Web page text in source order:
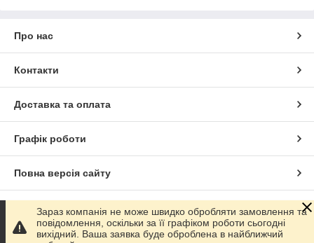
Про нас
Контакти
Доставка та оплата
Графік роботи
Повна версія сайту
Сайт створено на маркетплейсіProm.ua
Зараз компанія не може швидко обробляти замовлення та
повідомлення, оскільки за її графіком роботи сьогодні
вихідний. Ваша заявка буде оброблена в найближчий